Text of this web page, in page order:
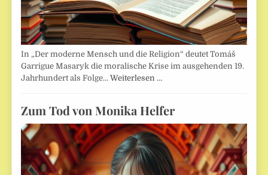
In „Der moderne Mensch und die Religion“ deutet Tomáš
Garrigue Masaryk die moralische Krise im ausgehenden 19.
Jahrhundert als Folge…Weiterlesen …
Zum Tod von Monika Helfer